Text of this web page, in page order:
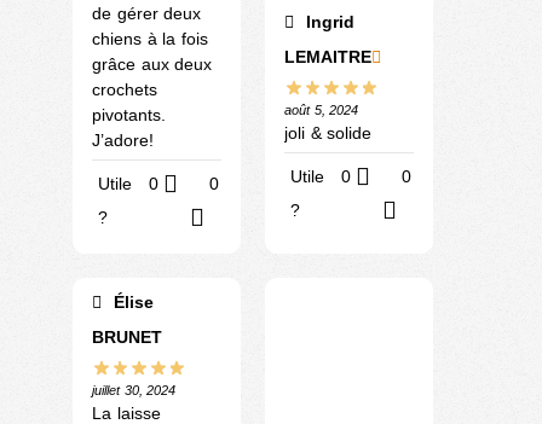
de gérer deux
chiens à la fois
grâce aux deux
crochets
pivotants.
J’adore!
Utile
?
0 0
Ingrid
LEMAITRE
août 5, 2024
joli & solide
Utile
?
0 0
Élise
BRUNET
juillet 30, 2024
La laisse